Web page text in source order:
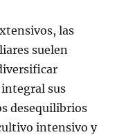
las
suelen
sus
desequilibrios
intensivo y